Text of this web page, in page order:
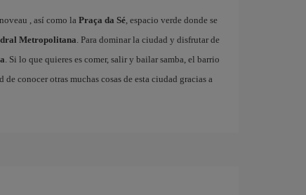
, así como la Praça da Sé, espacio verde donde se
Metropolitana. Para dominar la ciudad y disfrutar de
. Si lo que quieres es comer, salir y bailar samba, el barrio
conocer otras muchas cosas de esta ciudad gracias a